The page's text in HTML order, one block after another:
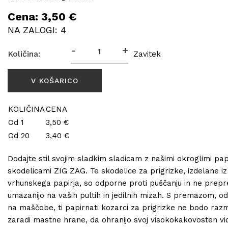
Cena: 3,50 €
NA ZALOGI: 4
Količina: - + Zavitek
KOLIČINACENA
Od 1
3,50 €
Od 20
3,40 €
Dodajte stil svojim sladkim sladicam z našimi okroglimi
skodelicami ZIG ZAG. Te skodelice za prigrizke, izdelane iz
vrhunskega papirja, so odporne proti puščanju in ne
umazanijo na vaših pultih in jedilnih mizah. S premazom,
na maščobe, ti papirnati kozarci za prigrizke ne bodo
zaradi mastne hrane, da ohranijo svoj visokokakovosten